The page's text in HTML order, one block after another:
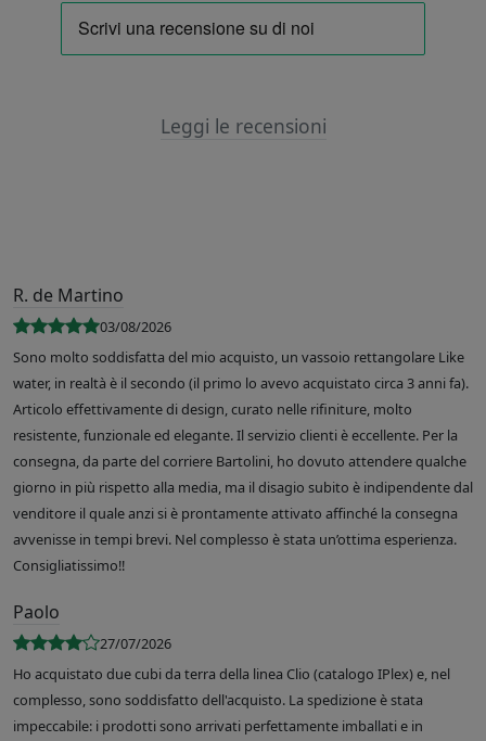
Leggi le recensioni
R. de Martino
03/08/2026
Sono molto soddisfatta del mio acquisto, un vassoio rettangolare Like
water, in realtà è il secondo (il primo lo avevo acquistato circa 3 anni fa).
Articolo effettivamente di design, curato nelle rifiniture, molto
resistente, funzionale ed elegante. Il servizio clienti è eccellente. Per la
consegna, da parte del corriere Bartolini, ho dovuto attendere qualche
giorno in più rispetto alla media, ma il disagio subito è indipendente dal
venditore il quale anzi si è prontamente attivato affinché la consegna
avvenisse in tempi brevi. Nel complesso è stata un’ottima esperienza.
Consigliatissimo!!
Paolo
27/07/2026
Ho acquistato due cubi da terra della linea Clio (catalogo IPlex) e, nel
complesso, sono soddisfatto dell'acquisto. La spedizione è stata
impeccabile: i prodotti sono arrivati perfettamente imballati e in